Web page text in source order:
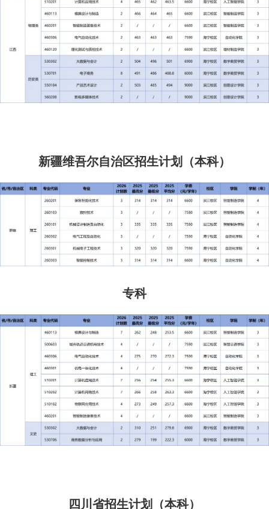
新疆维吾尔自治区招生计划（本科）
专科
四川省招生计划（本科）